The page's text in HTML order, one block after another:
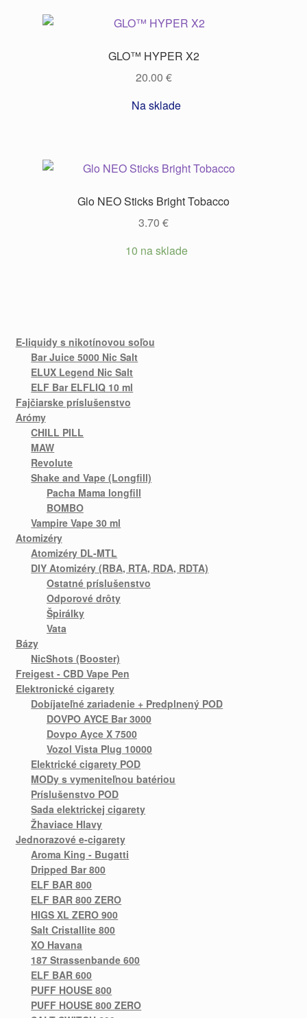
GLO™ HYPER X2
20.00 €
Na sklade
Glo NEO Sticks Bright Tobacco
3.70 €
10 na sklade
E-liquidy s nikotínovou soľou
Bar Juice 5000 Nic Salt
ELUX Legend Nic Salt
ELF Bar ELFLIQ 10 ml
Fajčiarske príslušenstvo
Arómy
CHILL PILL
MAW
Revolute
Shake and Vape (Longfill)
Pacha Mama longfill
BOMBO
Vampire Vape 30 ml
Atomizéry
Atomizéry DL-MTL
DIY Atomizéry (RBA, RTA, RDA, RDTA)
Ostatné príslušenstvo
Odporové drôty
Špirálky
Vata
Bázy
NicShots (Booster)
Freigest - CBD Vape Pen
Elektronické cigarety
Dobíjateľné zariadenie + Predplnený POD
DOVPO AYCE Bar 3000
Dovpo Ayce X 7500
Vozol Vista Plug 10000
Elektrické cigarety POD
MODy s vymeniteľnou batériou
Príslušenstvo POD
Sada elektrickej cigarety
Žhaviace Hlavy
Jednorazové e-cigarety
Aroma King - Bugatti
Dripped Bar 800
ELF BAR 800
ELF BAR 800 ZERO
HIGS XL ZERO 900
Salt Cristallite 800
XO Havana
187 Strassenbande 600
ELF BAR 600
PUFF HOUSE 800
PUFF HOUSE 800 ZERO